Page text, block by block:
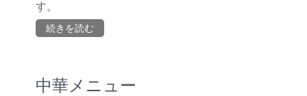
す。
続きを読む
中華メニュー